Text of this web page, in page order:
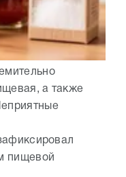
а также
пищевой